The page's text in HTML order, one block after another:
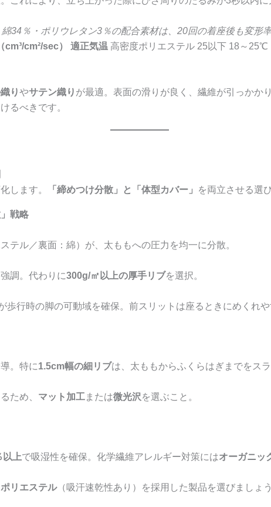
34％・ポリウレタン3％の配合素材は、20回の着座後も変形
cm³/cm²/sec） 適正気温高密度ポリエステル 25以下 18～
りやサテン織り が最適。表面の滑りが良く、繊維が引っかか
るべきです。
します。
「締めつけ分散」と「体型カバー」 を両立させる選
戦略
テル／裏面：綿）が、太ももへの圧力を均一に分散。
調。代わりに300g/㎡以上の厚手リブを選択。
歩行時の脚の可動域を確保。前スリットは座るときにめくれ
。特に1.5cm幅の細リブは、太ももからふくらはぎまでをス
ため、 マット加工または微光沢を選ぶこと。
以上で吸湿性を確保。化学繊維アレルギー対策にはオーガニッ
リエステル（吸汗速乾性あり）を採用した製品を選びましょ